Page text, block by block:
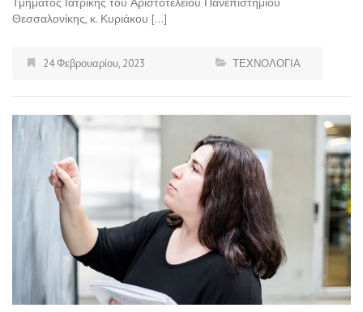
Θεσσαλονίκης, κ. Κυριάκου […]
24 Φεβρουαρίου, 2023 ΤΕΧΝΟΛΟΓΙΑ